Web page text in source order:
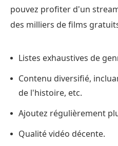
pouvez profiter d'un
des milliers de films
Listes exhaustives de
Contenu diversifié,
de l'histoire, etc.
Ajoutez régulièrement
Qualité vidéo décente.